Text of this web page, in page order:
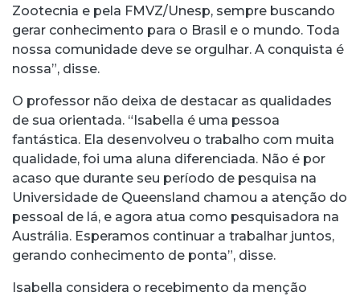
Zootecnia e pela FMVZ/Unesp, sempre buscando
gerar conhecimento para o Brasil e o mundo. Toda
nossa comunidade deve se orgulhar. A conquista é
nossa”, disse.
O professor não deixa de destacar as qualidades
de sua orientada. “Isabella é uma pessoa
fantástica. Ela desenvolveu o trabalho com muita
qualidade, foi uma aluna diferenciada. Não é por
acaso que durante seu período de pesquisa na
Universidade de Queensland chamou a atenção do
pessoal de lá, e agora atua como pesquisadora na
Austrália. Esperamos continuar a trabalhar juntos,
gerando conhecimento de ponta”, disse.
Isabella considera o recebimento da menção